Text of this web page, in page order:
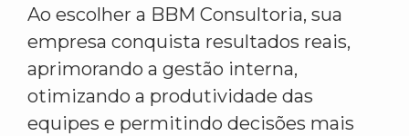
Ao escolher a BBM Consultoria, sua
empresa conquista resultados reais,
aprimorando a gestão interna,
otimizando a produtividade das
equipes e permitindo decisões mais